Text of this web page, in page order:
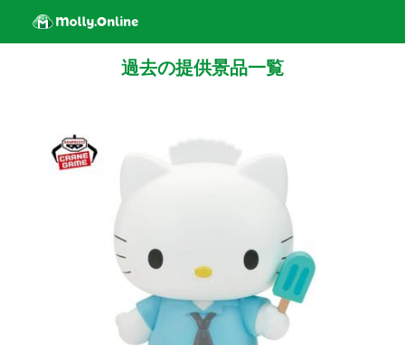
過去の提供景品一覧